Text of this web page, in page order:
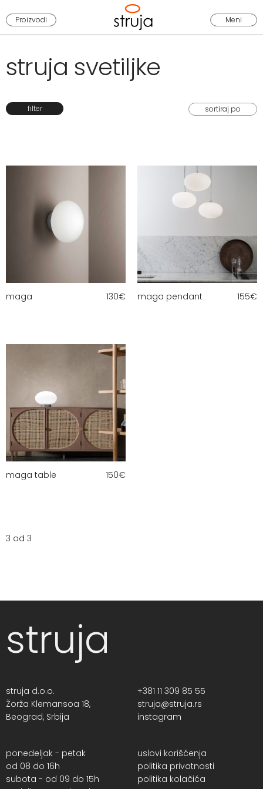
Proizvodi Meni
struja svetiljke
filter
maga 130€ maga pendant 155€
maga table 150€
3 od 3
struja
struja d.o.o.
Žorža Klemansoa 18,
Beograd, Srbija
+381 11 309 85 55
struja@struja.rs
instagram
ponedeljak - petak
od 08 do 16h
subota - od 09 do 15h
uslovi korišćenja
politika privatnosti
politika kolačića